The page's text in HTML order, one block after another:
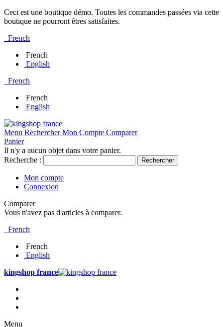
Ceci est une boutique démo. Toutes les commandes passées via cette
boutique ne pourront êtres satisfaites.
French
French
English
French
French
English
Menu Rechercher Mon Compte Comparer
Panier
Il n'y a aucun objet dans votre panier.
Recherche :
Rechercher
Mon compte
Connexion
Comparer
Vous n'avez pas d'articles à comparer.
French
French
English
kingshop france
Menu